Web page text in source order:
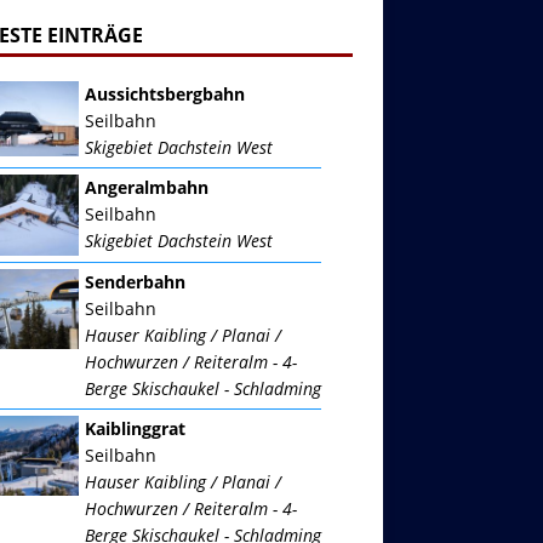
EINTRÄGE
Aussichtsbergbahn
Seilbahn
Skigebiet Dachstein West
Angeralmbahn
Seilbahn
Skigebiet Dachstein West
Senderbahn
Seilbahn
Hauser Kaibling / Planai /
Hochwurzen / Reiteralm - 4-
Berge Skischaukel - Schladming
Kaiblinggrat
Seilbahn
Hauser Kaibling / Planai /
Hochwurzen / Reiteralm - 4-
Berge Skischaukel - Schladming